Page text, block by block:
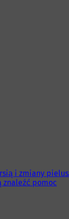
i zmiany
znaleźć pomoc